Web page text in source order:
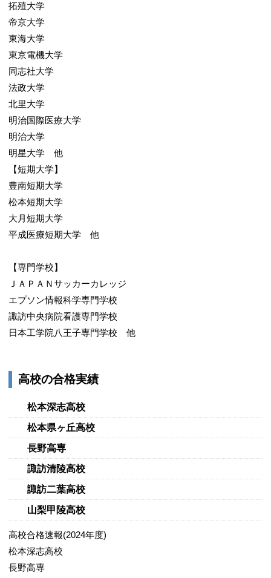
拓殖大学
帝京大学
東海大学
東京電機大学
同志社大学
法政大学
北里大学
明治国際医療大学
明治大学
明星大学 他
【短期大学】
豊南短期大学
松本短期大学
大月短期大学
平成医療短期大学 他
【専門学校】
ＪＡＰＡＮサッカーカレッジ
エプソン情報科学専門学校
諏訪中央病院看護専門学校
日本工学院八王子専門学校 他
高校の合格実績
松本深志高校
松本県ヶ丘高校
長野高専
諏訪清陵高校
諏訪二葉高校
山梨甲陵高校
高校合格速報(2024年度)
松本深志高校
長野高専